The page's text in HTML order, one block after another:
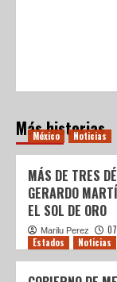
Más historias
México Noticias
MÁS DE TRES
GERARDO
EL SOL DE ORO
Marilu Perez
Estados Noticias